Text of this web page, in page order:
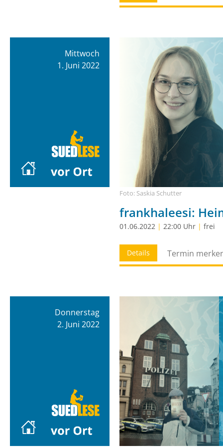
Mittwoch
1. Juni 2022
Foto: Saskia Schutter
frankhaleesi:
01.06.2022 | 22:00 Uhr | frei
Details Termin
Donnerstag
2. Juni 2022